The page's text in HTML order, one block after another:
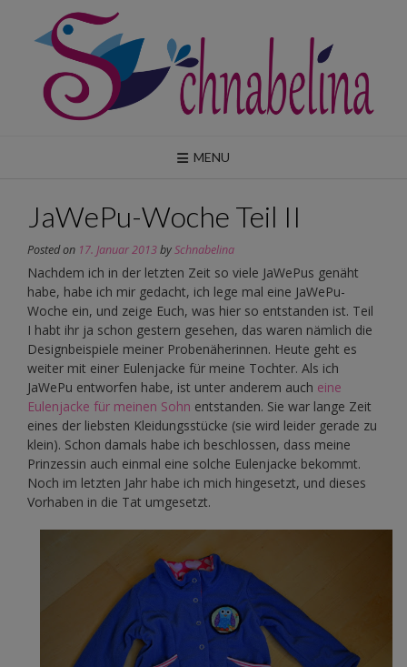
content
MENU
JaWePu-Woche Teil II
Posted on 17. Januar 2013bySchnabelina
Nachdem ich in der letzten Zeit so viele JaWePus genäht
habe, habe ich mir gedacht, ich lege mal eine JaWePu-
Woche ein, und zeige Euch, was hier so entstanden ist. Teil
I habt ihr ja schon gestern gesehen, das waren nämlich die
Designbeispiele meiner Probenäherinnen. Heute geht es
weiter mit einer Eulenjacke für meine Tochter. Als ich
JaWePu entworfen habe, ist unter anderem auch eine
Eulenjacke für meinen Sohn entstanden. Sie war lange Zeit
eines der liebsten Kleidungsstücke (sie wird leider gerade zu
klein). Schon damals habe ich beschlossen, dass meine
Prinzessin auch einmal eine solche Eulenjacke bekommt.
Noch im letzten Jahr habe ich mich hingesetzt, und dieses
Vorhaben in die Tat umgesetzt.